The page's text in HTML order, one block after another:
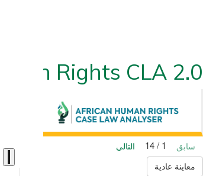
Rights CLA 2.0
سابق
التالي
معاينة عادية